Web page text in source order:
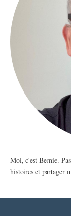
Moi, c'est Bernie.
histoires et partager